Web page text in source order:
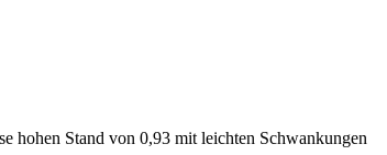
hohen Stand von 0,93 mit leichten Schwankungen